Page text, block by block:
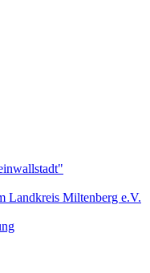
Landkreis Miltenberg e.V.